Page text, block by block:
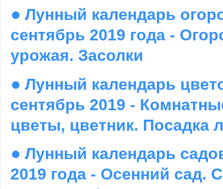
● Лунный календарь
сентябрь 2019 года -
урожая. Засолки
● Лунный календарь
сентябрь 2019 -
цветы, цветник. Посадка
● Лунный календарь
2019 года - Осенний сад.